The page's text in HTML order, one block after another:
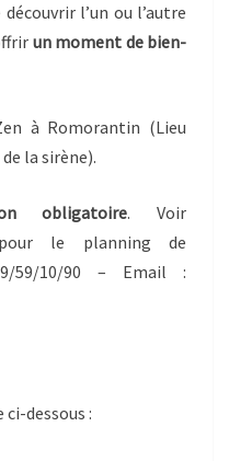
découvrir l’un ou l’autre
un moment de bien-
à Romorantin (Lieu
la sirène).
obligatoire. Voir
le planning de
59/10/90 – Email :
ci-dessous :